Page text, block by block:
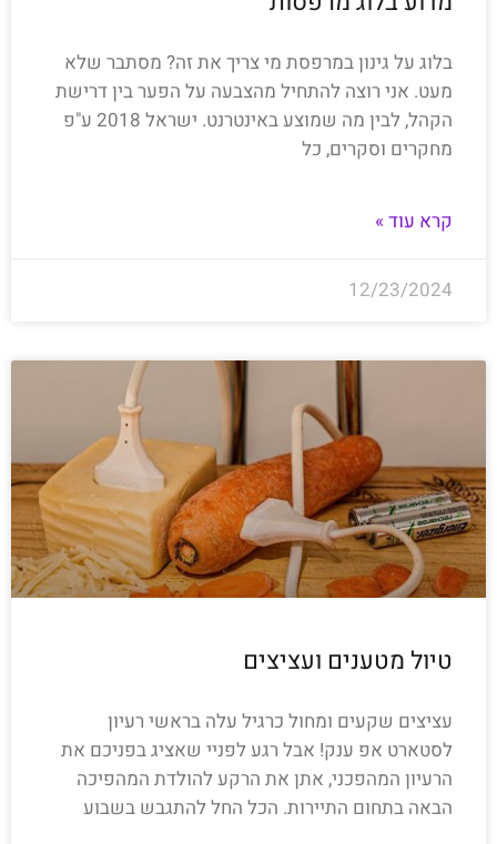
בלוג על גינון במרפסת מי צריך את זה? מסתבר שלא
מעט. אני רוצה להתחיל מהצבעה על הפער בין דרישת
הקהל, לבין מה שמוצע באינטרנט. ישראל 2018 ע"פ
מחקרים וסקרים, כל
קרא עוד »
12/23/2024
טיול מטענים ועציצים
עציצים שקעים ומחול כרגיל עלה בראשי רעיון
לסטארט אפ ענק! אבל רגע לפניי שאציג בפניכם את
הרעיון המהפכני, אתן את הרקע להולדת המהפיכה
הבאה בתחום התיירות. הכל החל להתגבש בשבוע